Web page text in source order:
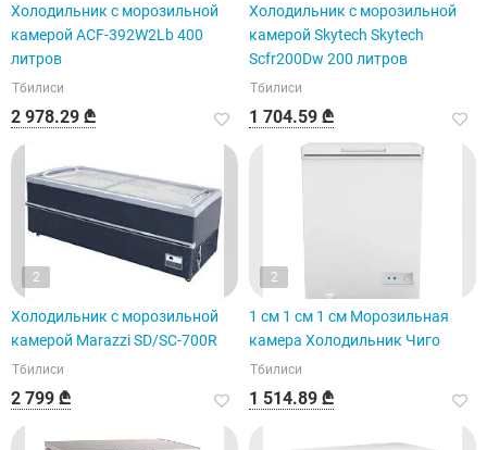
Холодильник с морозильной
камерой ACF-392W2Lb 400
литров
Тбилиси
2 978.29 ₾
Холодильник с морозильной
камерой Skytech Skytech
Scfr200Dw 200 литров
Тбилиси
1 704.59 ₾
2
Холодильник с морозильной
камерой Marazzi SD/SC-700R
Тбилиси
2 799 ₾
2
1 см 1 см 1 см Морозильная
камера Холодильник Чиго
Тбилиси
1 514.89 ₾